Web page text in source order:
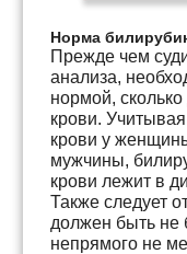
Норма
Прежде чем
анализа,
нормой,
крови.
крови у
мужчины,
крови лежит в
Также следует
должен быть не
непрямого не